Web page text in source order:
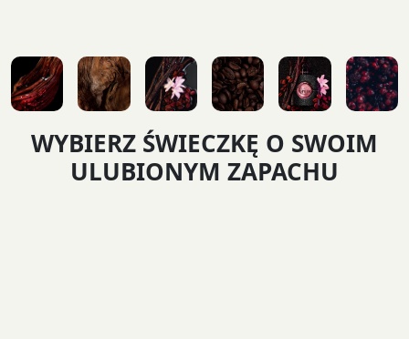
WYBIERZ ŚWIECZKĘ O SWOIM
ULUBIONYM ZAPACHU